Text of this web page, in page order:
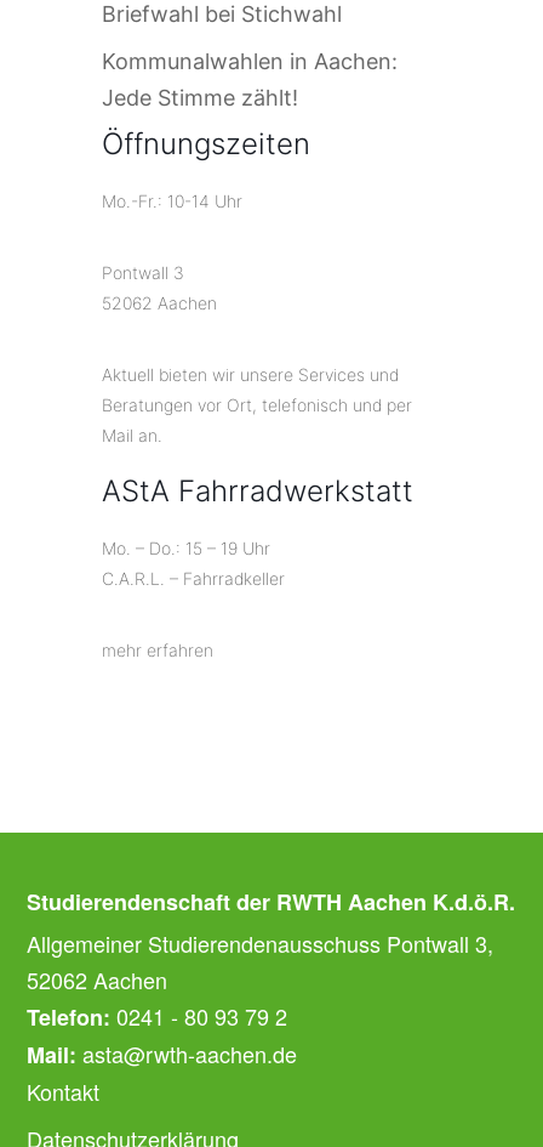
Briefwahl bei Stichwahl
Kommunalwahlen in Aachen:
Jede Stimme zählt!
Öffnungszeiten
Mo.-Fr.: 10-14 Uhr
Pontwall 3
52062 Aachen
Aktuell bieten wir unsere Services und
Beratungen vor Ort, telefonisch und per
Mail an.
AStA Fahrradwerkstatt
Mo. – Do.: 15 – 19 Uhr
C.A.R.L. – Fahrradkeller
mehr erfahren
Studierendenschaft der RWTH Aachen K.d.ö.R.
Allgemeiner Studierendenausschuss Pontwall 3,
52062 Aachen
Telefon: 0241 - 80 93 79 2
Mail: asta@rwth-aachen.de
Kontakt
Datenschutzerklärung